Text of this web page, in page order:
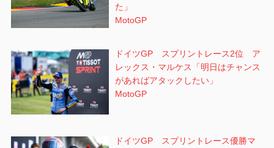
た」
MotoGP
ドイツGP スプリントレース2位 ア
レックス・マルケス「明日はチャンス
があればアタックしたい」
MotoGP
ドイツGP スプリントレース優勝マ